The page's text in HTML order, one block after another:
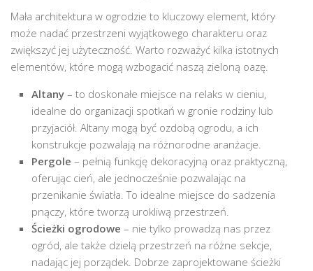
Mała architektura w ogrodzie to kluczowy element, który
może nadać przestrzeni wyjątkowego charakteru oraz
zwiększyć jej użyteczność. Warto rozważyć kilka istotnych
elementów, które mogą wzbogacić naszą zieloną oazę.
Altany – to doskonałe miejsce na relaks w cieniu,
idealne do organizacji spotkań w gronie rodziny lub
przyjaciół. Altany mogą być ozdobą ogrodu, a ich
konstrukcje pozwalają na różnorodne aranżacje.
Pergole – pełnią funkcję dekoracyjną oraz praktyczną,
oferując cień, ale jednocześnie pozwalając na
przenikanie światła. To idealne miejsce do sadzenia
pnączy, które tworzą urokliwą przestrzeń.
Ścieżki ogrodowe – nie tylko prowadzą nas przez
ogród, ale także dzielą przestrzeń na różne sekcje,
nadając jej porządek. Dobrze zaprojektowane ścieżki